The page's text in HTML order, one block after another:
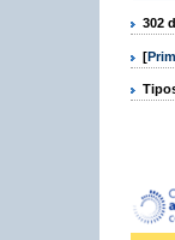
302
[